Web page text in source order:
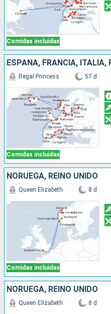
Comidas incluidas
Comidas incluidas
Regal Princess 57 d
NORUEGA, REINO UNIDO
Comidas incluidas
Queen Elizabeth 8 d
NORUEGA, REINO UNIDO
Queen Elizabeth 8 d